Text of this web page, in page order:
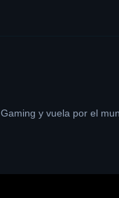
y vuela por el